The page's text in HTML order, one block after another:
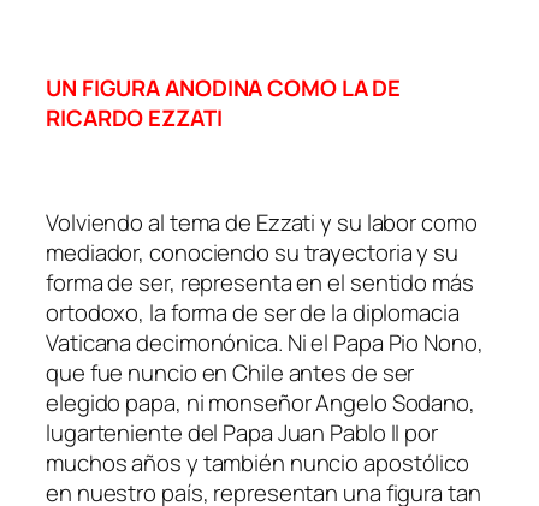
UN FIGURA ANODINA COMO LA DE
RICARDO EZZATI
Volviendo al tema de Ezzati y su labor como
mediador, conociendo su trayectoria y su
forma de ser, representa en el sentido más
ortodoxo, la forma de ser de la diplomacia
Vaticana decimonónica. Ni el Papa Pio Nono,
que fue nuncio en Chile antes de ser
elegido papa, ni monseñor Angelo Sodano,
lugarteniente del Papa Juan Pablo II por
muchos años y también nuncio apostólico
en nuestro país, representan una figura tan